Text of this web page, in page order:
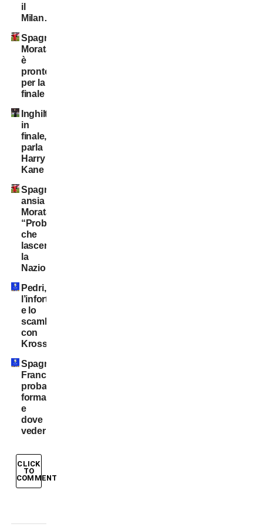
il
Milan…”
Spagna,
Morata
è
pronto
per la
finale
Inghilterra
in
finale,
parla
Harry
Kane
Spagna,
ansia
Morata:
“Probabile
che
lascerò
la
Nazionale”
Pedri,
l’infortunio
e lo
scambio
con
Kross
Spagna-
Francia:
probabili
formazioni
e
dove
vederla
CLICK
TO
COMMENT